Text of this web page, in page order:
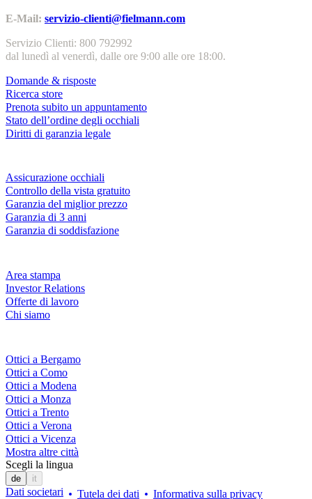
E-Mail: servizio-clienti@fielmann.com
Servizio Clienti: 800 792992
dal lunedì al venerdì, dalle ore 9:00 alle ore 18:00.
Domande & risposte
Ricerca store
Prenota subito un appuntamento
Stato dell’ordine degli occhiali
Diritti di garanzia legale
Assicurazione occhiali
Controllo della vista gratuito
Garanzia del miglior prezzo
Garanzia di 3 anni
Garanzia di soddisfazione
Area stampa
Investor Relations
Offerte di lavoro
Chi siamo
Ottici a Bergamo
Ottici a Como
Ottici a Modena
Ottici a Monza
Ottici a Trento
Ottici a Verona
Ottici a Vicenza
Mostra altre città
Scegli la lingua
de it
Dati societari Tutela dei dati Informativa sulla privacy